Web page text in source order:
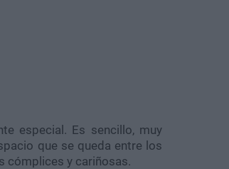
especial. Es sencillo, muy
que se queda entre los
cómplices y cariñosas.